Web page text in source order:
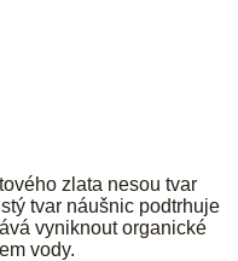
zlata nesou tvar
tvar náušnic podtrhuje
vyniknout organické
vody.